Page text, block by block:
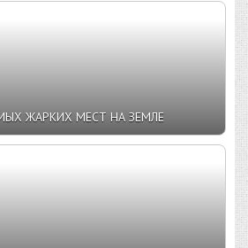
ЖАРКИХ МЕСТ НА ЗЕМЛЕ